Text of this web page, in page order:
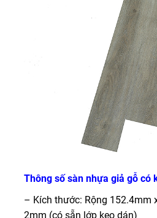
Thông số sàn nhựa giả gỗ có
– Kích thước: Rộng 152.4mm
2mm (có sẵn lớp keo dán)